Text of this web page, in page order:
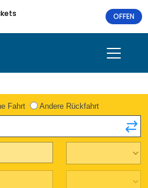
OFFEN
Fahrt Andere Rückfahrt